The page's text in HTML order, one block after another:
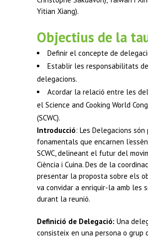
Yitian Xiang).
Objectius de la
Definir el concepte de
Establir les responsabilitats
delegacions.
Acordar la relació entre les
el Science and Cooking World
(SCWC).
Introducció: Les Delegacions són
fonamentals que encarnen
SCWC, delineant el futur del
Ciència i Cuina. Des de la
presentar la proposta sobre els
va convidar a enriquir-la amb les
durant la reunió.
Definició de Delegació: Una
consisteix en una persona o grup